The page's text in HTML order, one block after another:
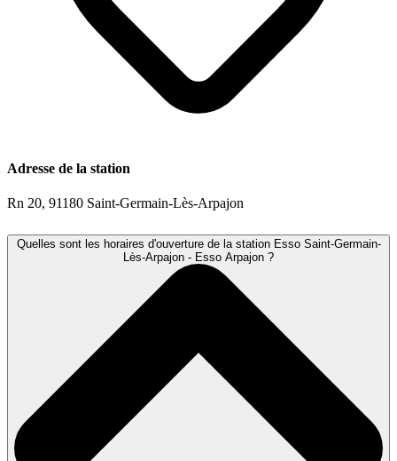
Adresse de la station
Rn 20, 91180 Saint-Germain-Lès-Arpajon
Quelles sont les horaires d'ouverture de la station Esso Saint-Germain-
Lès-Arpajon - Esso Arpajon ?